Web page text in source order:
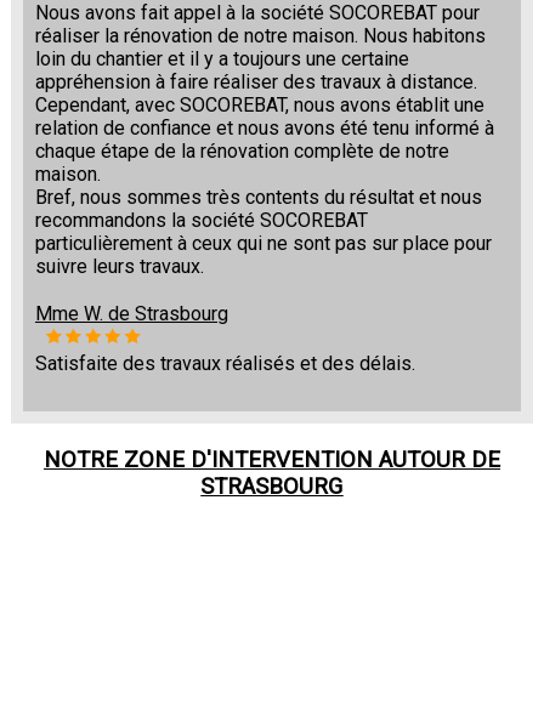
Nous avons fait appel à la société SOCOREBAT pour
réaliser la rénovation de notre maison. Nous habitons
loin du chantier et il y a toujours une certaine
appréhension à faire réaliser des travaux à distance.
Cependant, avec SOCOREBAT, nous avons établit une
relation de confiance et nous avons été tenu informé à
chaque étape de la rénovation complète de notre
maison.
Bref, nous sommes très contents du résultat et nous
recommandons la société SOCOREBAT
particulièrement à ceux qui ne sont pas sur place pour
suivre leurs travaux.
Mme W. de Strasbourg
Satisfaite des travaux réalisés et des délais.
NOTRE ZONE D'INTERVENTION AUTOUR DE
STRASBOURG